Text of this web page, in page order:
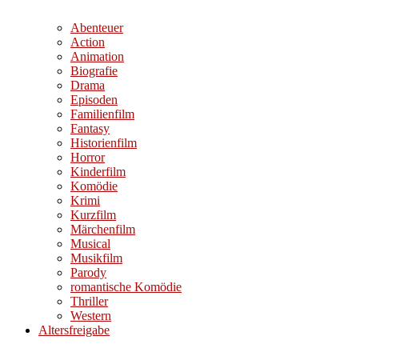
Abenteuer
Action
Animation
Biografie
Drama
Episoden
Familienfilm
Fantasy
Historienfilm
Horror
Kinderfilm
Komödie
Krimi
Kurzfilm
Märchenfilm
Musical
Musikfilm
Parody
romantische Komödie
Thriller
Western
Altersfreigabe